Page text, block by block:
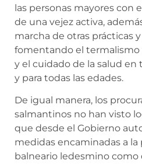
las personas mayores con
de una vejez activa,
marcha de otras prácticas
fomentando el termalismo
y el cuidado de la salud
y para todas las edades.
De igual manera, los
salmantinos no han visto
que desde el Gobierno
medidas encaminadas a
balneario ledesmino